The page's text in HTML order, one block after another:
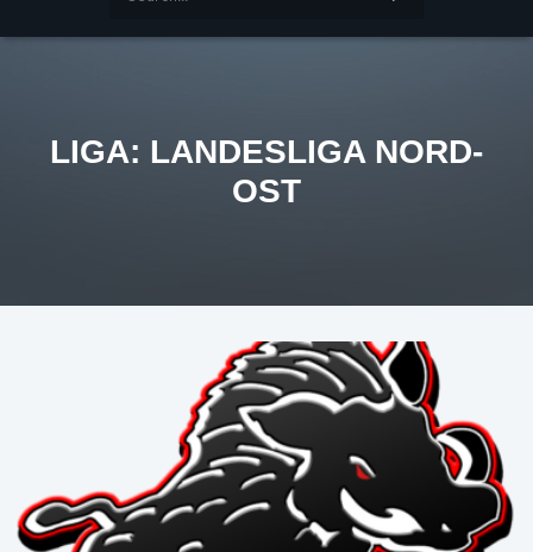
LIGA: LANDESLIGA NORD-
OST